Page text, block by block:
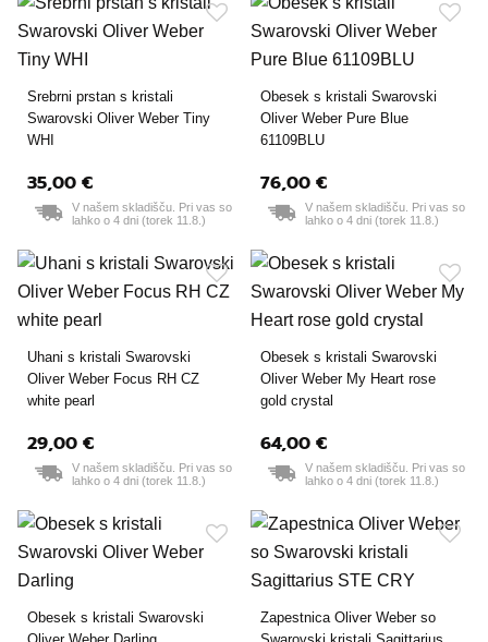
Srebrni prstan s kristali
Swarovski Oliver Weber Tiny
WHI
35,00 €
V našem skladišču. Pri vas so
lahko o 4 dni (torek 11.8.)
52 mm
Obesek s kristali Swarovski
Oliver Weber Pure Blue
61109BLU
76,00 €
V našem skladišču. Pri vas so
lahko o 4 dni (torek 11.8.)
Uhani s kristali Swarovski
Oliver Weber Focus RH CZ
white pearl
29,00 €
V našem skladišču. Pri vas so
lahko o 4 dni (torek 11.8.)
Obesek s kristali Swarovski
Oliver Weber My Heart rose
gold crystal
64,00 €
V našem skladišču. Pri vas so
lahko o 4 dni (torek 11.8.)
Obesek s kristali Swarovski
Zapestnica Oliver Weber so